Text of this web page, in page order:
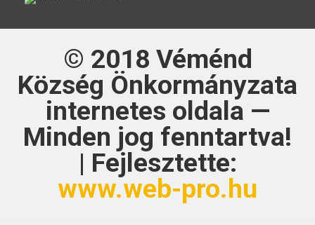
© 2018 Véménd
Község Önkormányzata
internetes oldala —
Minden jog fenntartva!
| Fejlesztette:
www.web-pro.hu